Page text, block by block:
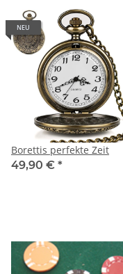
NEU
Borettis perfekte Zeit
49,90 € *